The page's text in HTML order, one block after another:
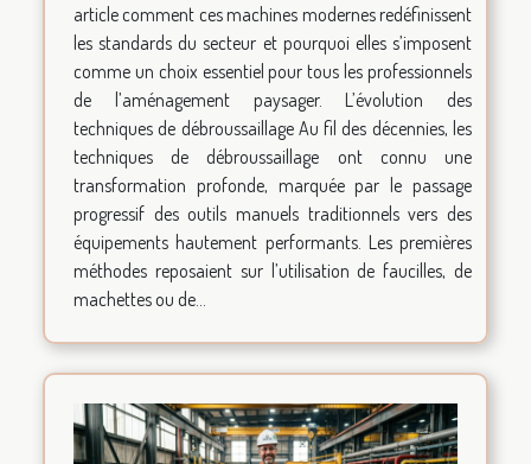
article comment ces machines modernes redéfinissent
les standards du secteur et pourquoi elles s’imposent
comme un choix essentiel pour tous les professionnels
de l’aménagement paysager. L’évolution des
techniques de débroussaillage Au fil des décennies, les
techniques de débroussaillage ont connu une
transformation profonde, marquée par le passage
progressif des outils manuels traditionnels vers des
équipements hautement performants. Les premières
méthodes reposaient sur l’utilisation de faucilles, de
machettes ou de...